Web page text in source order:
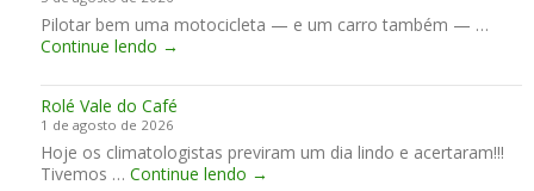
Pilotar bem uma motocicleta — e um carro também — …
Continue lendo F
n
d
a
m
e
→
Rolé Vale do Café
1 de agosto de 2026
Hoje os climatologistas previram um dia lindo e acertaram!!!
Tivemos … Continue lendo R
→